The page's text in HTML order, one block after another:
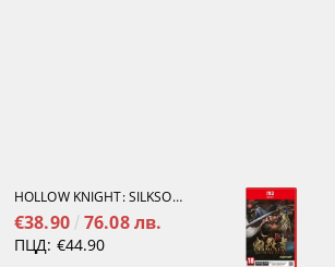
HOLLOW KNIGHT: SILKSONG [PS5]
€38.90 76.08 лв.
ПЦД: €44.90